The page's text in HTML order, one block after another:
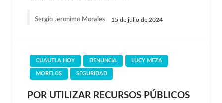
Sergio Jeronimo Morales 15 de julio de 2024
CUAUTLA HOY DENUNCIA LUCY MEZA
MORELOS SEGURIDAD
POR UTILIZAR RECURSOS PÚBLICOS